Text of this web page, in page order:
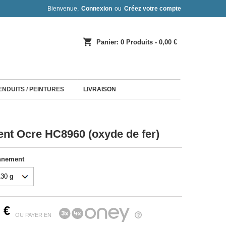
Bienvenue, Connexion ou Créez votre compte
shopping_cart Panier: 0 Produits - 0,00 €
/ PEINTURES LIVRAISON
Ocre HC8960 (oxyde de fer)
€ OU PAYER EN